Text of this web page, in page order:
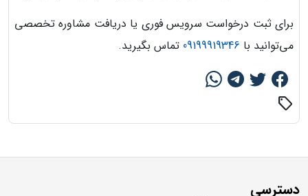
برای ثبت درخواست سرویس فوری یا دریافت مشاوره تخصصی
می‌توانید با 09199919346 تماس بگیرید.
sell
دسترسی